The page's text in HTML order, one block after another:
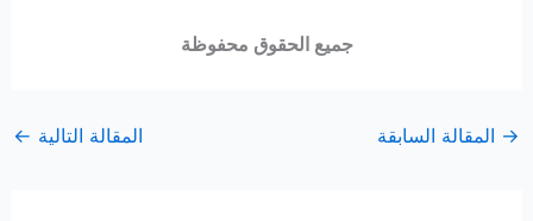
جميع الحقوق محفوظة
→ المقالة السابقة المقالة التالية ←